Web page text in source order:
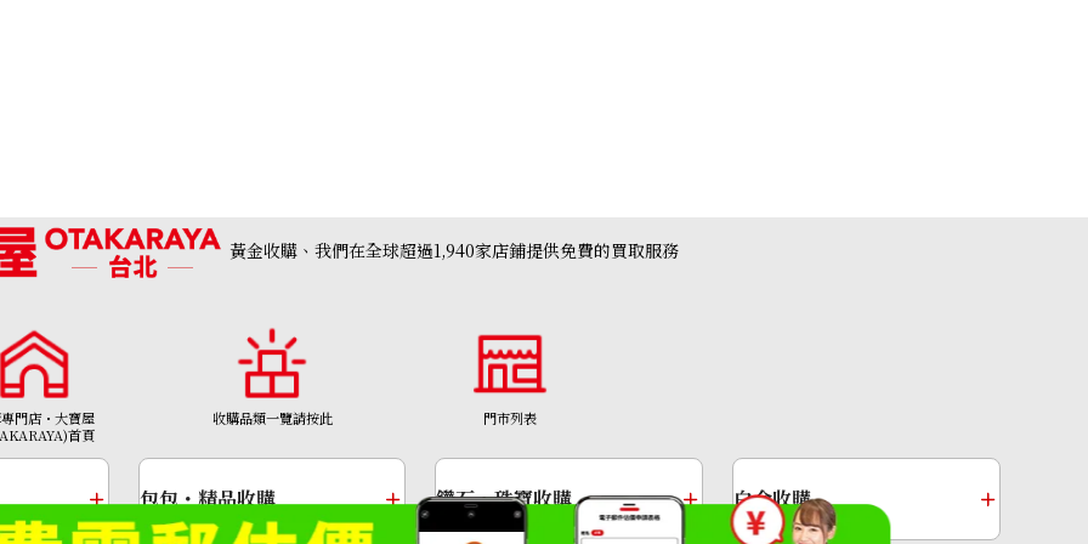
stamp
Hermes Bolide 45 Taurillon Clemence □H stamp
收購參考價格
NTD 110,226
黃金收購、我們在全球超過1,940家店鋪提供免費的買取服務
門店・大寶屋
首頁
收購品類一覽請按此 門市列表
包包・精品收購 鑽石・珠寶收購 白金收購